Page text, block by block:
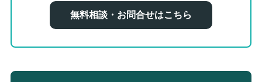
無料相談・お問合せはこちら